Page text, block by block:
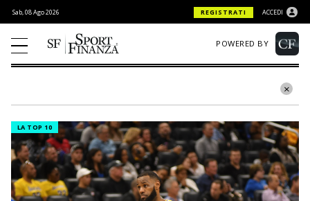
Sab, 08 Ago 2026 REGISTRATI ACCEDI
POWERED BY
LA TOP 10